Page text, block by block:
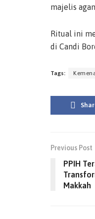
majelis
Ritual ini
di Candi
Tags:
Previous Post
PPIH
Makkah